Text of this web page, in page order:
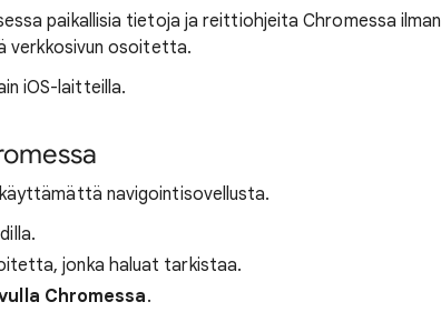
paikallisia tietoja ja reittiohjeita Chromessa ilman
verkkosivun osoitetta.
iOS-laitteilla.
navigointisovellusta.
jonka haluat tarkistaa.
Chromessa.